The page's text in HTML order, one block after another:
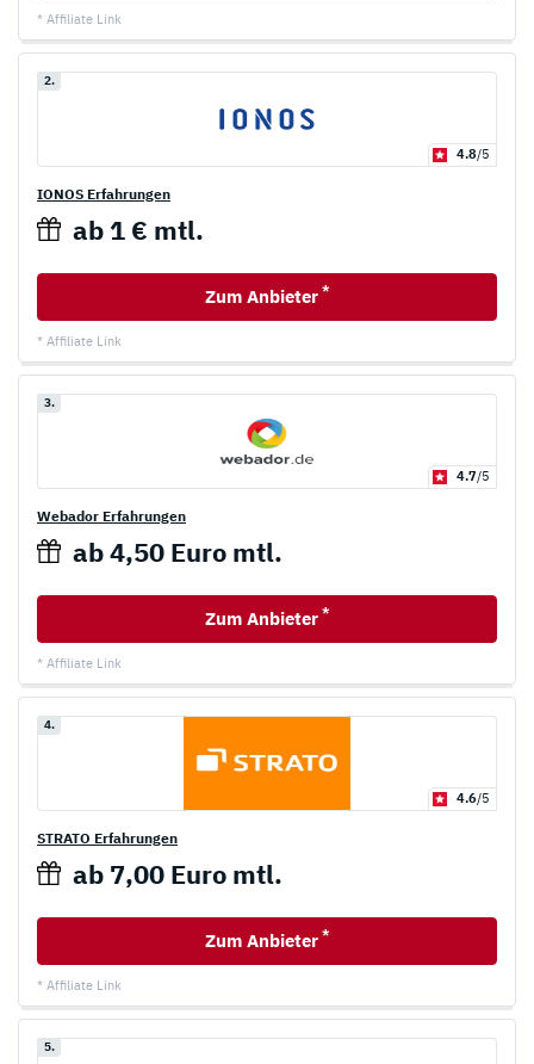
* Affiliate Link
2.
4.8/5
IONOS Erfahrungen
ab 1 € mtl.
Zum Anbieter *
* Affiliate Link
3.
4.7/5
Webador Erfahrungen
ab 4,50 Euro mtl.
Zum Anbieter *
* Affiliate Link
4.
4.6/5
STRATO Erfahrungen
ab 7,00 Euro mtl.
Zum Anbieter *
* Affiliate Link
5.